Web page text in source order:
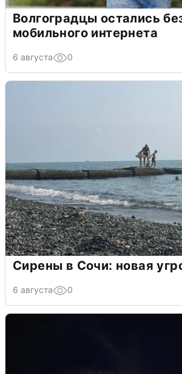
Волгоградцы остались
мобильного интернета
6 августа 0
Сирены в Сочи: новая
6 августа 0